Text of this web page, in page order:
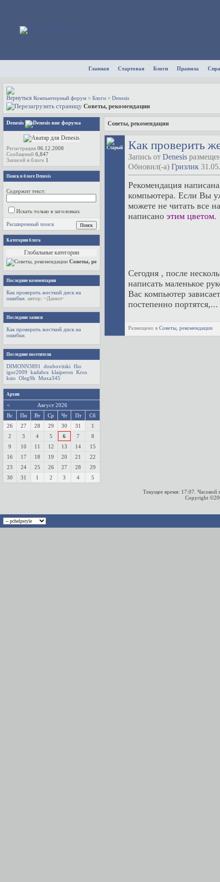
Главная Стартовая Блоги Правила
Компьютерный форум > Блоги > Denesis
Советы, рекомендации
Советы, рекомендации
Как проверить
Запись от Denesis
Обновил(-а) Гризлик
Рекомендация
компьютера. Если Вы
можете не читать все
написано этим цветом.
Сегодня , после
написать маленькое
Вас компьютер
постепенно портятся,...
Размещено в Советы, рекомендации
Denesis
Регистрация 06.12.2008
Сообщений 6,847
Записей в блоге 1
Поиск в блоге Denesis
Содержит текст:
Искать только в заголовках
Расширенный поиск
Категории блога
Глобальные категории
Советы, рекомендации
Последние комментарии
Как проверить жесткий диск на
ошибки. автор: ~Данил~
Последние записи
Как проверить жесткий диск на
ошибки.
Последние посетители
DIMONN3891 doubovitski flio
igor2009 kadabra klaiperon Kros
ksio OlegSh Миха345
Архив
<
Август 2026
Вс
Пн Вт Ср Чт Пт
Сб
26
27 28 29 30 31
1
2
3 4 5 6 7
8
9
10 11 12 13 14
15
16
17 18 19 20 21
22
23
24 25 26 27 28
29
30
31 1 2 3 4 5
Текущее время: 17:07 .
Copyright